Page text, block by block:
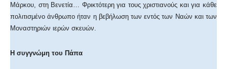
Μάρκου, στη Βενετία… Φρικτότερη για τους χριστιανούς και για κάθε
πολιτισμένο άνθρωπο ήταν η βεβήλωση των εντός των Ναών και των
Μοναστηριών ιερών σκευών.
Η συγγνώμη του Πάπα